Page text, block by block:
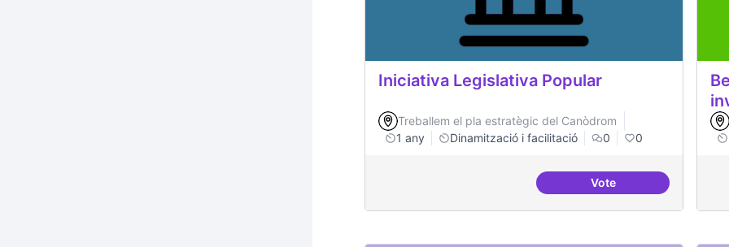
Iniciativa Legislativa Popular
Treballem el pla estratègic del Canòdrom
1 any
Dinamització i facilitació 0 0
VoteIniciativa Legislativa